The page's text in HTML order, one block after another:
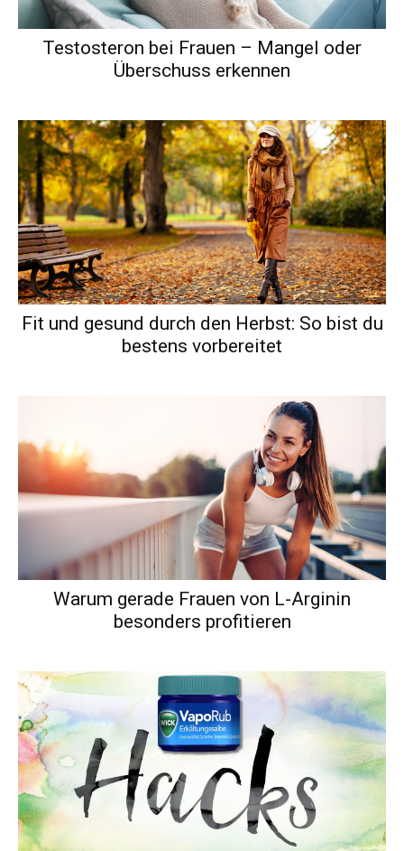
Testosteron bei Frauen – Mangel oder
Überschuss erkennen
Fit und gesund durch den Herbst: So bist du
bestens vorbereitet
Warum gerade Frauen von L-Arginin
besonders profitieren